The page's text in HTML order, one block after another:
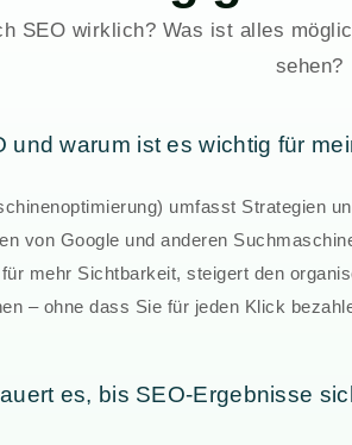
SEO wirklich? Was ist alles
sehen?
und warum ist es wichtig für
umfasst Strategien
von Google und anderen
mehr Sichtbarkeit, steigert den
– ohne dass Sie für jeden Klick
es, bis SEO-Ergebnisse